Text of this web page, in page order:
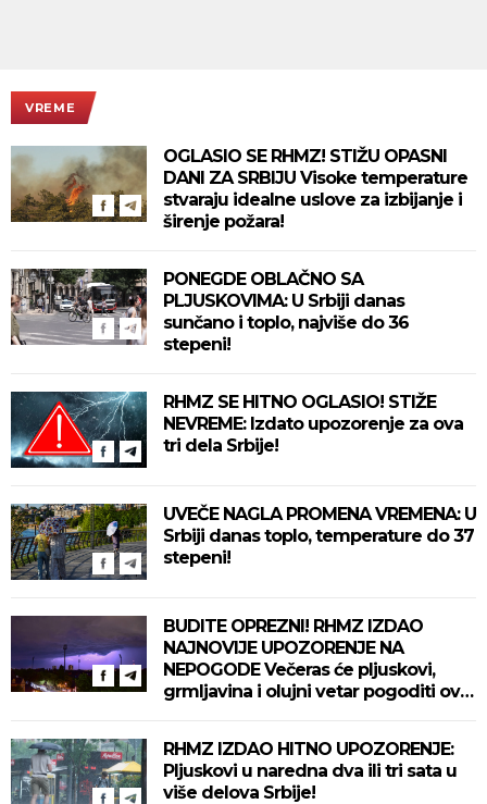
VREME
OGLASIO SE RHMZ! STIŽU OPASNI
DANI ZA SRBIJU Visoke temperature
stvaraju idealne uslove za izbijanje i
širenje požara!
PONEGDE OBLAČNO SA
PLJUSKOVIMA: U Srbiji danas
sunčano i toplo, najviše do 36
stepeni!
RHMZ SE HITNO OGLASIO! STIŽE
NEVREME: Izdato upozorenje za ova
tri dela Srbije!
UVEČE NAGLA PROMENA VREMENA: U
Srbiji danas toplo, temperature do 37
stepeni!
BUDITE OPREZNI! RHMZ IZDAO
NAJNOVIJE UPOZORENJE NA
NEPOGODE Večeras će pljuskovi,
grmljavina i olujni vetar pogoditi ove
RHMZ IZDAO HITNO UPOZORENJE:
Pljuskovi u naredna dva ili tri sata u
više delova Srbije!